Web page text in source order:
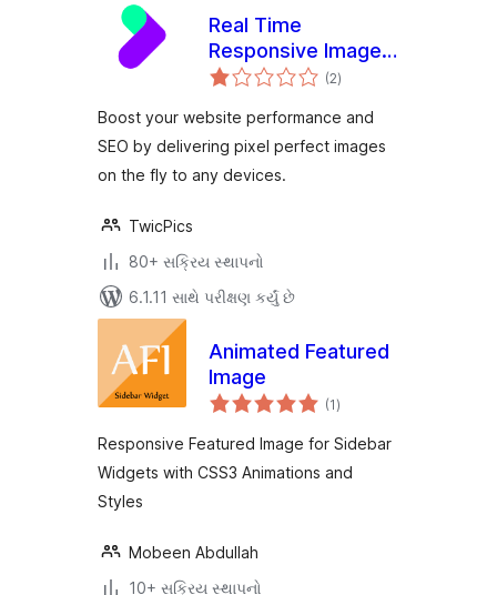
Real Time
Responsive Images
Plugin for
TwicPics
(2કુલ
રેટિંગ્સ
)
Boost your website performance and
SEO by delivering pixel perfect images
on the fly to any devices.
TwicPics
80+ સક્રિય સ્થાપનો
6.1.11 સાથે પરીક્ષણ કર્યું છે
Animated Featured
Image
(1કુલ
રેટિંગ્સ
)
Responsive Featured Image for Sidebar
Widgets with CSS3 Animations and
Styles
Mobeen Abdullah
10+ સક્રિય સ્થાપનો